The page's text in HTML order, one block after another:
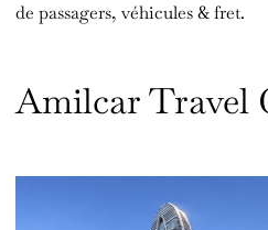
de passagers, véhicules & fret.
Amilcar Travel